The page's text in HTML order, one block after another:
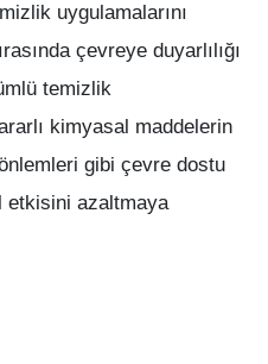
uygulamalarını
çevreye duyarlılığı
temizlik
kimyasal maddelerin
gibi çevre dostu
etkisini azaltmaya